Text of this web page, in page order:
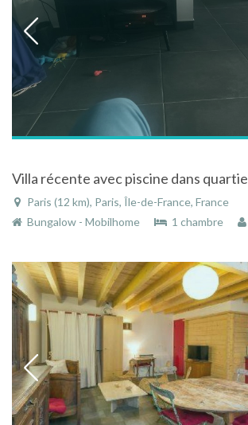
Paris (12 km), Paris, Île-de-France, France
Bungalow - Mobilhome
1 chambre